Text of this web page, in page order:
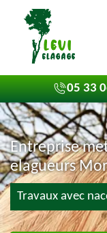
05 33
Entreprise
elagueurs
Travaux avec